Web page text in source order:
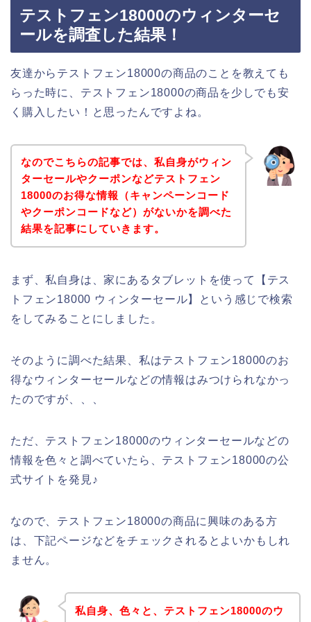
テストフェン18000のウィンターセ
ールを調査した結果！
友達からテストフェン18000の商品のことを教えても
らった時に、テストフェン18000の商品を少しでも安
く購入したい！と思ったんですよね。
なのでこちらの記事では、私自身がウィン
ターセールやクーポンなどテストフェン
18000のお得な情報（キャンペーンコード
やクーポンコードなど）がないかを調べた
結果を記事にしていきます。
まず、私自身は、家にあるタブレットを使って【テス
トフェン18000 ウィンターセール】という感じで検索
をしてみることにしました。
そのように調べた結果、私はテストフェン18000のお
得なウィンターセールなどの情報はみつけられなかっ
たのですが、、、
ただ、テストフェン18000のウィンターセールなどの
情報を色々と調べていたら、テストフェン18000の公
式サイトを発見♪
なので、テストフェン18000の商品に興味のある方
は、下記ページなどをチェックされるとよいかもしれ
ません。
私自身、色々と、テストフェン18000のウ